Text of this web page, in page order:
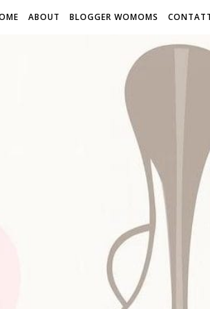
ABOUT BLOGGER WOMOMS